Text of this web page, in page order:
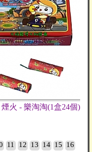
24個)
11 12 13 14 15
16